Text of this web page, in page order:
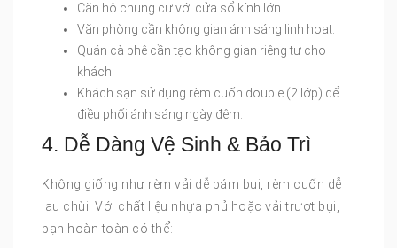
Căn hộ chung cư với cửa sổ kính lớn.
Văn phòng cần không gian ánh sáng linh hoạt.
Quán cà phê cần tạo không gian riêng tư cho
khách.
Khách sạn sử dụng rèm cuốn double (2 lớp) để
điều phối ánh sáng ngày đêm.
4. Dễ Dàng Vệ Sinh & Bảo Trì
Không giống như rèm vải dễ bám bụi, rèm cuốn dễ
lau chùi. Với chất liệu nhựa phủ hoặc vải trượt bụi,
bạn hoàn toàn có thể: